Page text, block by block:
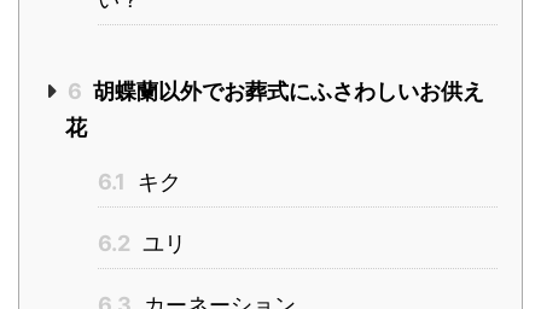
6 胡蝶蘭以外でお葬式にふさわしいお供え
花
6.1 キク
6.2 ユリ